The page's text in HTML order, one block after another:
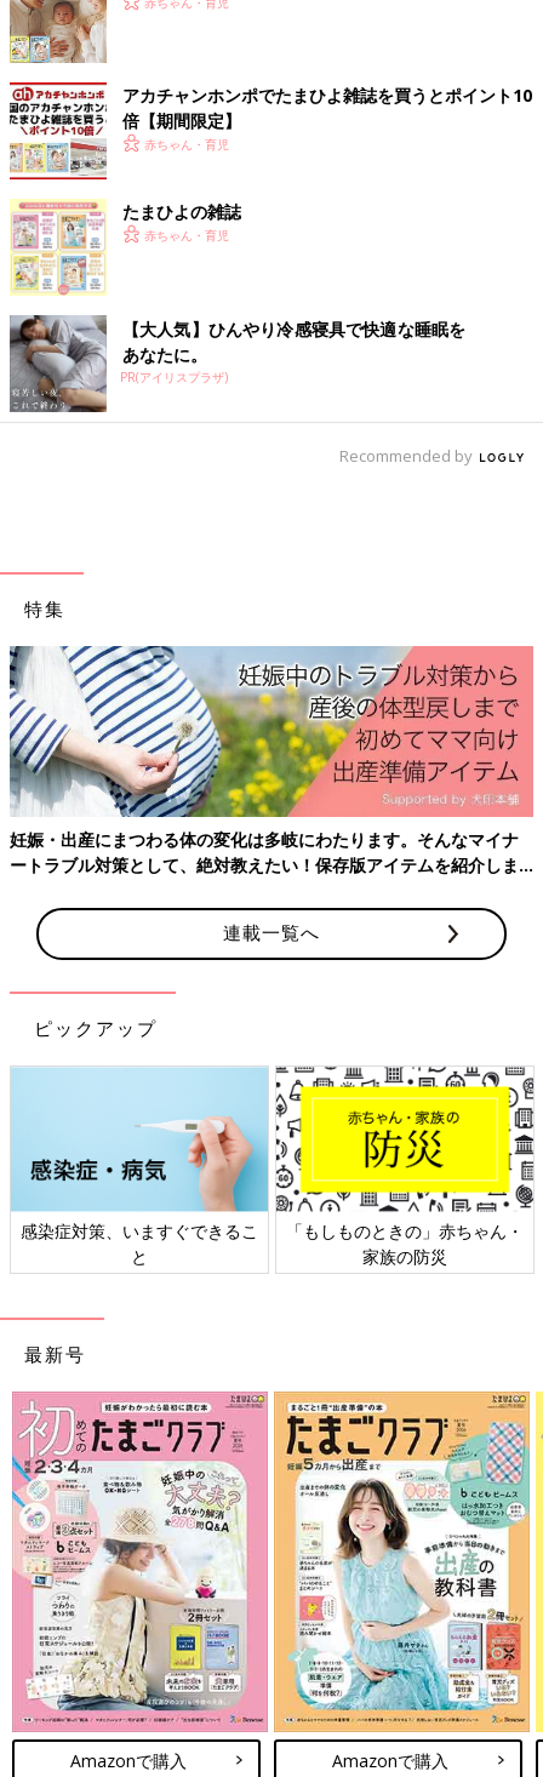
アカチャンホンポでたまひよ雑誌を買うとポイント10
倍【期間限定】
赤ちゃん・育児
たまひよの雑誌
赤ちゃん・育児
【大人気】ひんやり冷感寝具で快適な睡眠を
あなたに。
PR(アイリスプラザ)
Recommended by
特集
妊娠・出産にまつわる体の変化は多岐にわたります。そんなマイナ
ートラブル対策として、絶対教えたい！保存版アイテムを紹介しま
連載一覧へ
ピックアップ
感染症対策、いますぐできるこ
と
「もしものときの」赤ちゃん・
家族の防災
最新号
Amazonで購入 Amazonで購入